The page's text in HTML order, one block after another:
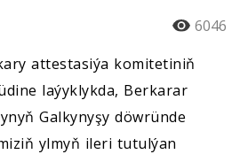
6046
attestasiýa komitetiniň
laýyklykda, Berkarar
Galkynyşy döwründe
ylmyň ileri tutulýan